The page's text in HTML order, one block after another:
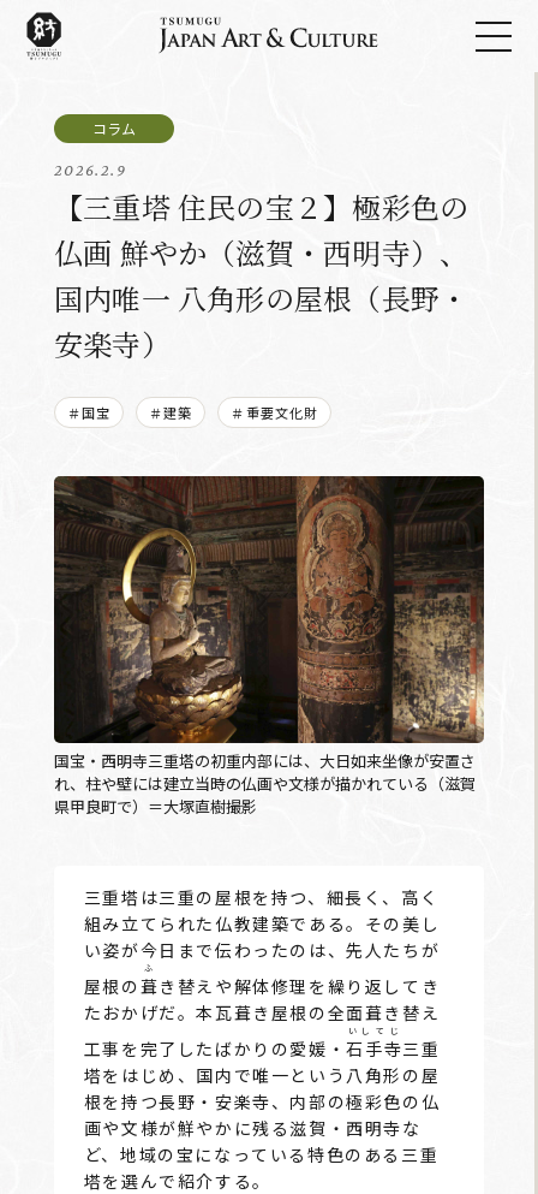
2026.2.9
【三重塔 住民の宝２】極彩色の
仏画 鮮やか（滋賀・西明寺）、
国内唯一 八角形の屋根（長野・
安楽寺）
＃国宝 ＃建築 ＃重要文化財
国宝・西明寺三重塔の初重内部には、大日如来坐像が安置さ
れ、柱や壁には建立当時の仏画や文様が描かれている（滋賀
県甲良町で）＝大塚直樹撮影
三重塔は三重の屋根を持つ、細長く、高く
組み立てられた仏教建築である。その美し
い姿が今日まで伝わったのは、先人たちが
屋根の 葺
ふ
き替えや解体修理を繰り返してき
たおかげだ。本瓦葺き屋根の全面葺き替え
工事を完了したばかりの愛媛・石手寺
いしてじ
三重
塔をはじめ、国内で唯一という八角形の屋
根を持つ長野・安楽寺、内部の極彩色の仏
画や文様が鮮やかに残る滋賀・西明寺な
ど、地域の宝になっている特色のある三重
塔を選んで紹介する。